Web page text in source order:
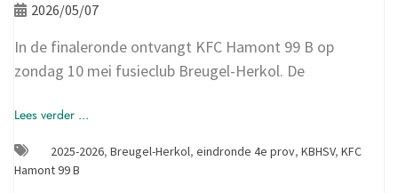
2026/05/07
In de finaleronde ontvangt KFC Hamont 99 B op
zondag 10 mei fusieclub Breugel-Herkol. De
Lees verder ...
2025-2026, Breugel-Herkol, eindronde 4e prov, KBHSV, KFC
Hamont 99 B